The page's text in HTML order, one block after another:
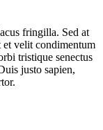
fringilla. Sed at
et velit condimentum
tristique senectus
justo sapien,